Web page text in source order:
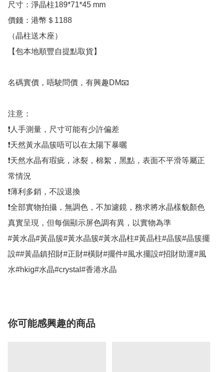
尺寸：淨晶柱189*71*45 mm
價錢：港幣＄1188
（晶柱送木座）
【包本地順豐自提點取貨】
名碼實價，唔駛問價，有興趣DM📧
注意：
❗人手測量，尺寸可能有少許偏差
❗天然黃水晶簇唔可以在太陽下暴曬
❗天然水晶有瑕疵，冰裂，棉絮，黑點，表面不平滑等屬正
常情況
❗薄利多銷，不設退換
❗全部實物拍攝，無調色，不加濾鏡，務求將水晶樣貌顏色
真實呈現，但每個顯示屏色調有異，以實物為準
#黃水晶#黃晶簇#黃水晶簇#黃水晶柱#黃晶柱#晶簇#晶簇擺
設##黃晶鎮招財#正財#橫財#擺件#風水擺設#招財助運#風
水#hkig#水晶#crystal#香港水晶
你可能感興趣的商品